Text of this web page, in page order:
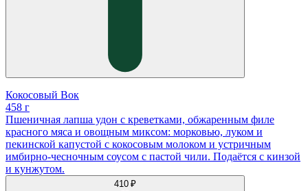
Кокосовый Вок
458 г
Пшеничная лапша удон с креветками, обжаренным филе
красного мяса и овощным миксом: морковью, луком и
пекинской капустой с кокосовым молоком и устричным
имбирно-чесночным соусом с пастой чили. Подаётся с кинзой
и кунжутом.
410 ₽